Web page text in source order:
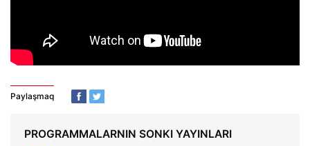
Paylaşmaq
PROGRAMMALARNIN SONKI YAYINLARI